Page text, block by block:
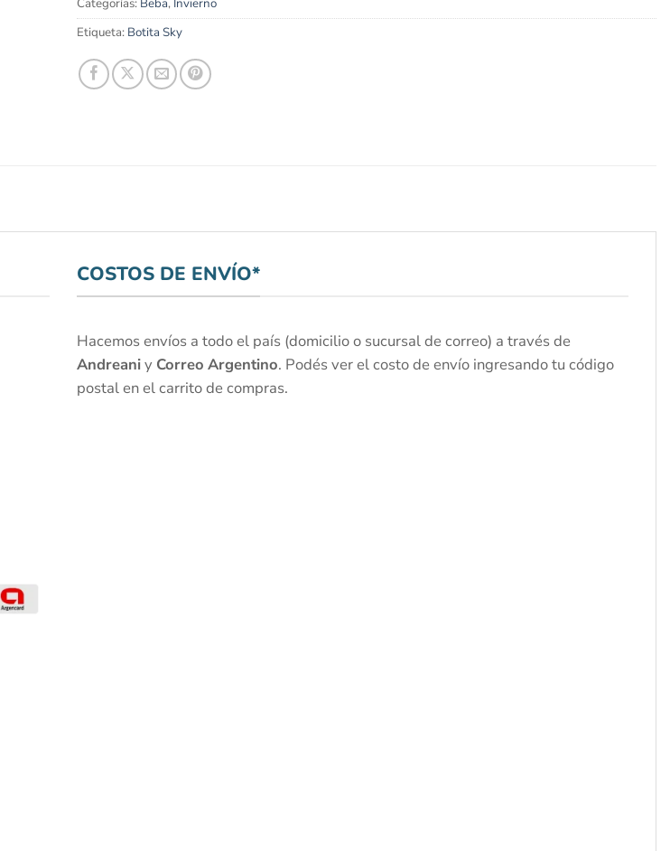
Categorías: Beba, Invierno
Etiqueta: Botita Sky
COSTOS DE ENVÍO*
Hacemos envíos a todo el país (domicilio o sucursal de correo) a través de
Andreaniy Correo Argentino. Podés ver el costo de envío ingresando tu código
postal en el carrito de compras.